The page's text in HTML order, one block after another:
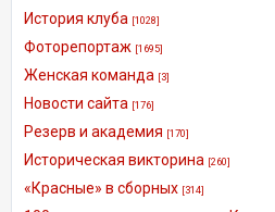
История клуба [1028]
Фоторепортаж [1695]
Женская команда [3]
Новости сайта [176]
Резерв и академия [170]
Историческая викторина [260]
«Красные» в сборных [314]